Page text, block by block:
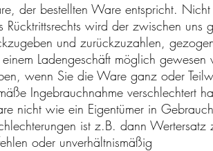
der bestellten Ware entspricht.
wird der zwischen uns
und zurückzuzahlen,
Ladengeschäft möglich
wenn Sie die Ware ganz oder
Ingebrauchnahme verschlechtert
nicht wie ein Eigentümer in
ist z.B. dann
oder unverhältnismäßig